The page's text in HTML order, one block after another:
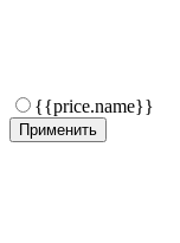
{{price.name}}
Применить